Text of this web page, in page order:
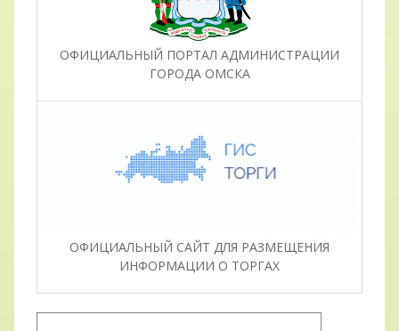
ОФИЦИАЛЬНЫЙ ПОРТАЛ АДМИНИСТРАЦИИ
ГОРОДА ОМСКА
ОФИЦИАЛЬНЫЙ САЙТ ДЛЯ РАЗМЕЩЕНИЯ
ИНФОРМАЦИИ О ТОРГАХ